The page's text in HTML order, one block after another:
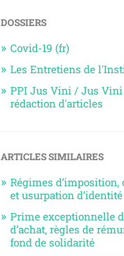
DOSSIERS
Covid-19 (fr)
Les Entretiens de
PPI Jus Vini / Jus Vini
rédaction d'articles
ARTICLES SIMILAIRES
Régimes d’imposition,
et usurpation d’identité
Prime exceptionnelle
d’achat, règles de
fond de solidarité